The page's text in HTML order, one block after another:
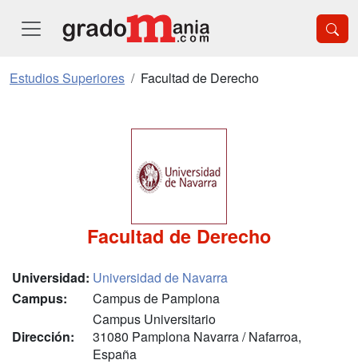
Estudios Superiores Facultad de Derecho
Facultad de Derecho
Universidad: Universidad de Navarra
Campus:
Campus de Pamplona
Dirección:
Campus Universitario
31080 Pamplona Navarra / Nafarroa,
España